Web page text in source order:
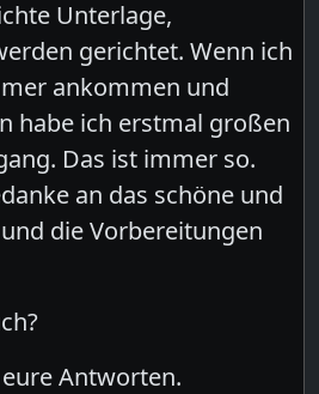
Unterlage,
gerichtet. Wenn ich
ankommen und
habe ich erstmal großen
Das ist immer so.
an das schöne und
die Vorbereitungen
Antworten.